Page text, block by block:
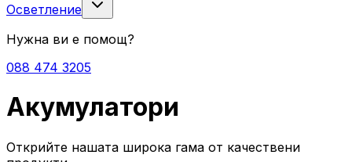
Осветление
Нужна ви е помощ?
088 474 3205
Акумулатори
Открийте нашата широка гама от качествени